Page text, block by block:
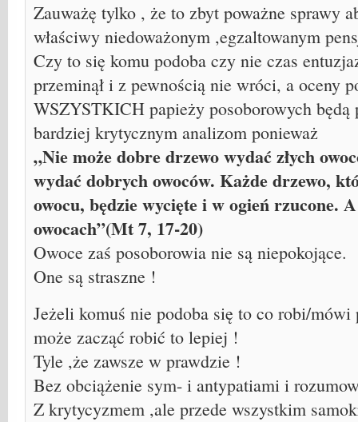
Zauważę tylko , że to zbyt poważne sprawy
właściwy niedoważonym ,egzaltowanym
Czy to się komu podoba czy nie czas
przeminął i z pewnością nie wróci, a oceny
WSZYSTKICH papieży posoborowych będą
bardziej krytycznym analizom ponieważ
„Nie może dobre drzewo wydać złych
wydać dobrych owoców. Każde drzewo,
owocu, będzie wycięte i w ogień rzucone.
owocach”(Mt 7, 17-20)
Owoce zaś posoborowia nie są niepokojące.
One są straszne !
Jeżeli komuś nie podoba się to co robi/mówi
może zacząć robić to lepiej !
Tyle ,że zawsze w prawdzie !
Bez obciążenie sym- i antypatiami i
Z krytycyzmem ,ale przede wszystkim